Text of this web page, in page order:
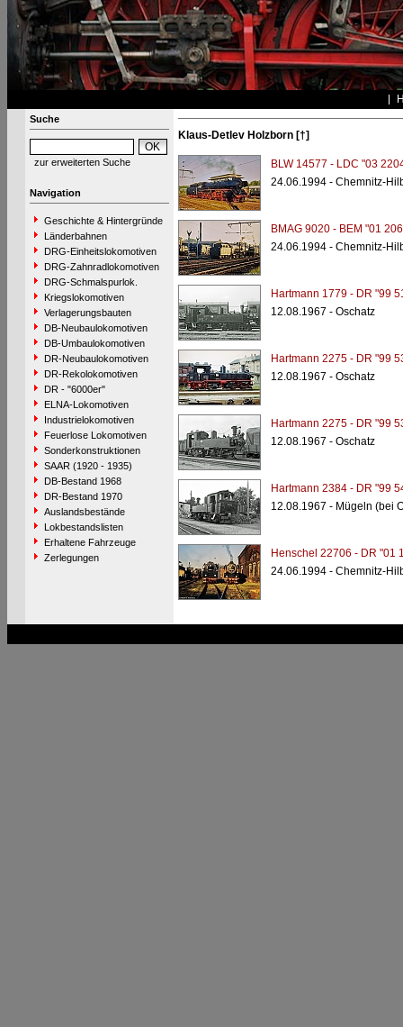
Suche
zur erweiterten Suche
Navigation
Geschichte & Hintergründe
Länderbahnen
DRG-Einheitslokomotiven
DRG-Zahnradlokomotiven
DRG-Schmalspurlok.
Kriegslokomotiven
Verlagerungsbauten
DB-Neubaulokomotiven
DB-Umbaulokomotiven
DR-Neubaulokomotiven
DR-Rekolokomotiven
DR - "6000er"
ELNA-Lokomotiven
Industrielokomotiven
Feuerlose Lokomotiven
Sonderkonstruktionen
SAAR (1920 - 1935)
DB-Bestand 1968
DR-Bestand 1970
Auslandsbestände
Lokbestandslisten
Erhaltene Fahrzeuge
Zerlegungen
Klaus-Detlev Holzborn [†]
BLW 14577 - LDC "03
24.06.1994 - Chemnitz-
BMAG 9020 - BEM "01
24.06.1994 - Chemnitz-
Hartmann 1779 - DR "99
12.08.1967 - Oschatz
Hartmann 2275 - DR "99
12.08.1967 - Oschatz
Hartmann 2275 - DR "99
12.08.1967 - Oschatz
Hartmann 2384 - DR "99
12.08.1967 - Mügeln (bei
Henschel 22706 - DR "01
24.06.1994 - Chemnitz-